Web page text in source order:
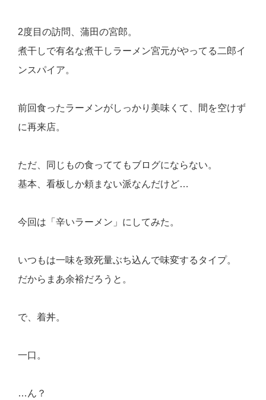
2度目の訪問、蒲田の宮郎。
煮干しで有名な煮干しラーメン宮元がやってる二郎イ
ンスパイア。
前回食ったラーメンがしっかり美味くて、間を空けず
に再来店。
ただ、同じもの食っててもブログにならない。
基本、看板しか頼まない派なんだけど…
今回は「辛いラーメン」にしてみた。
いつもは一味を致死量ぶち込んで味変するタイプ。
だからまあ余裕だろうと。
で、着丼。
一口。
…ん？